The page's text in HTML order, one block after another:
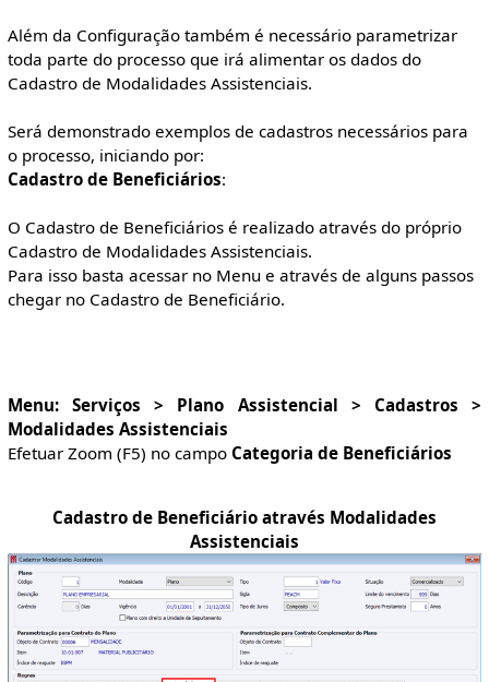
Além da Configuração também é necessário parametrizar
toda parte do processo que irá alimentar os dados do
Cadastro de Modalidades Assistenciais.
Será demonstrado exemplos de cadastros necessários para
o processo, iniciando por:
Cadastro de Beneficiários:
O Cadastro de Beneficiários é realizado através do próprio
Cadastro de Modalidades Assistenciais.
Para isso basta acessar no Menu e através de alguns passos
chegar no Cadastro de Beneficiário.
Menu: Serviços > Plano Assistencial > Cadastros >
Modalidades Assistenciais
Efetuar Zoom (F5) no campo Categoria de Beneficiários
Cadastro de Beneficiário através Modalidades
Assistenciais